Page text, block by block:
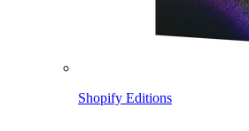
Shopify Editions